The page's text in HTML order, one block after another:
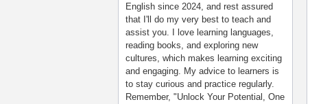
English since 2024, and rest assured
that I'll do my very best to teach and
assist you. I love learning languages,
reading books, and exploring new
cultures, which makes learning exciting
and engaging. My advice to learners is
to stay curious and practice regularly.
Remember, "Unlock Your Potential, One